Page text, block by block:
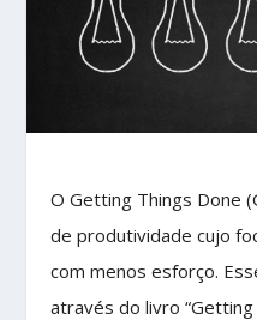
O Getting Things Done
de produtividade cujo
com menos esforço.
através do livro